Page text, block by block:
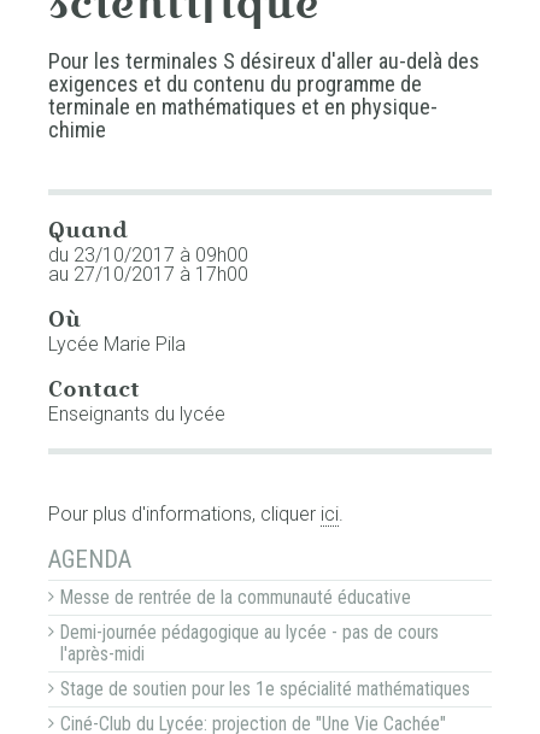
Pour les terminales S désireux d'aller au-delà des
exigences et du contenu du programme de
terminale en mathématiques et en physique-
chimie
Quand
du 23/10/2017 à 09h00
au 27/10/2017 à 17h00
Où
Lycée Marie Pila
Contact
Enseignants du lycée
Pour plus d'informations, cliquer ici.
NAVIGATION
AGENDA
Messe de rentrée de la communauté éducative
Demi-journée pédagogique au lycée - pas de cours
l'après-midi
Stage de soutien pour les 1e spécialité mathématiques
Ciné-Club du Lycée: projection de "Une Vie Cachée"